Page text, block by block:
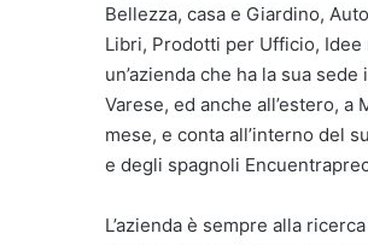
Bellezza, casa e Giardino,
Libri, Prodotti per Ufficio,
un’azienda che ha la sua
Varese, ed anche all’estero,
mese, e conta all’interno del
e degli spagnoli
L’azienda è sempre alla